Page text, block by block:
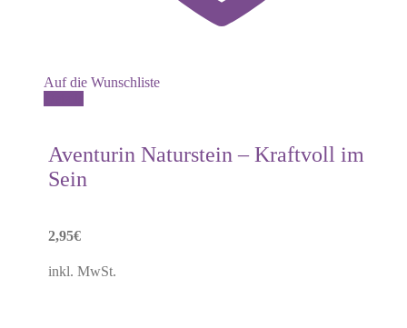
Auf die Wunschliste
Aventurin Naturstein – Kraftvoll im
Sein
2,95€
inkl. MwSt.